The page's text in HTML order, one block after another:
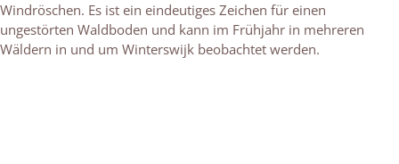
Windröschen. Es ist ein eindeutiges Zeichen für einen
ungestörten Waldboden und kann im Frühjahr in mehreren
Wäldern in und um Winterswijk beobachtet werden.